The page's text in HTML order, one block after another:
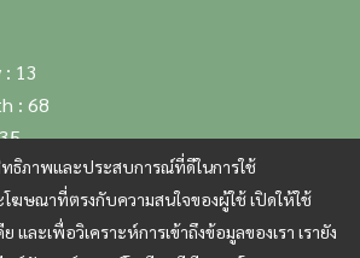
: 13
: 68
ดทำโดย สำนักงานกองทุนฟื้นฟูและพัฒนา
เกษตรกร (กฟก.)
ทธิภาพและประสบการณ์ที่ดีในการใช้
โฆษณาที่ตรงกับความสนใจของผู้ใช้ เปิดให้ใช้
และเพื่อวิเคราะห์การเข้าถึงข้อมูลของเรา เรายัง